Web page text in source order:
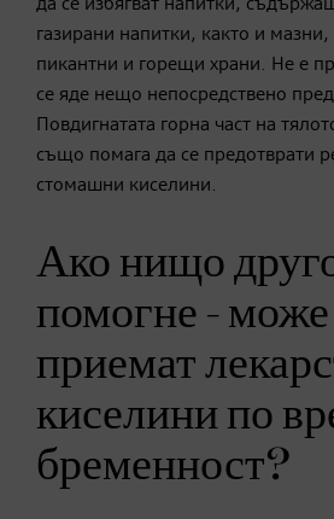
да се избягват напитки,
газирани напитки, както и
пикантни и горещи храни. Не е
се яде нещо непосредствено
Повдигнатата горна част на
също помага да се предотврати
стомашни киселини.
Ако нищо
помогне - може
приемат
киселини по
бременност?